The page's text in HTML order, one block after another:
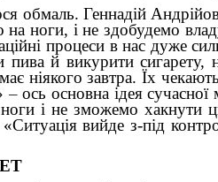
обмаль. Геннадій
ноги, і не здобудемо
процеси в нас дуже
пива й викурити
ніякого завтра. Їх
–ось основна ідея
і не зможемо хакнути
вийде з-під